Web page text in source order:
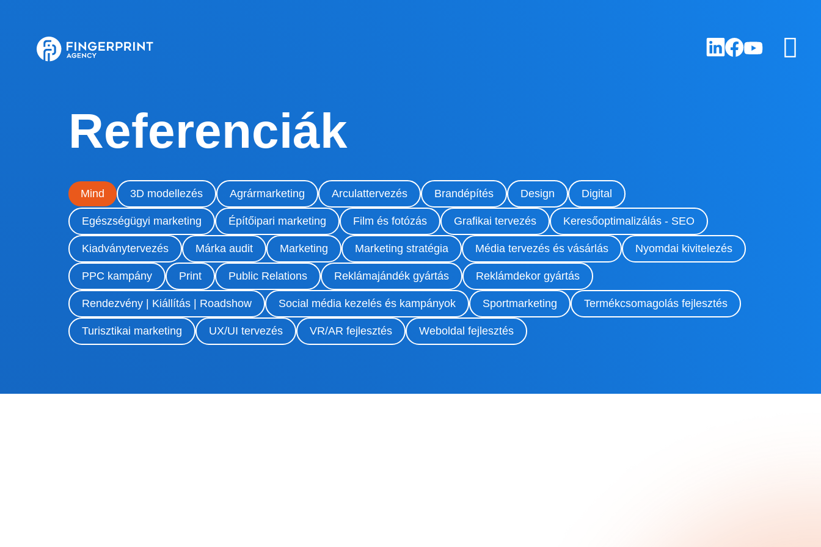
Referenciák
3D modellezés Agrármarketing Arculattervezés Brandépítés Design Digital
Egészségügyi marketing Építőipari marketing Film és fotózás Grafikai tervezés Keresőoptimalizálás - SEO
Kiadványtervezés Márka audit Marketing Marketing stratégia Média tervezés és vásárlás Nyomdai kivitelezés
PPC kampány Print Public Relations Reklámajándék gyártás Reklámdekor gyártás
Rendezvény | Kiállítás | Roadshow Social média kezelés és kampányok Sportmarketing Termékcsomagolás fejlesztés
Turisztikai marketing UX/UI tervezés VR/AR fejlesztés Weboldal fejlesztés
Mind